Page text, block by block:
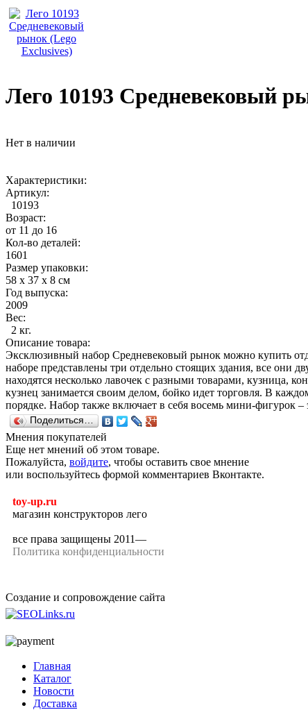
Лего 10193 Средневековый
Нет в наличии
Характеристики:
Артикул:
10193
Возраст:
от 11 до 16
Кол-во деталей:
1601
Размер упаковки:
58 x 37 x 8 см
Год выпуска:
2009
Вес:
2 кг.
Описание товара:
Эксклюзивный набор Средневековый рынок можно купить
наборе представлены три отдельно стоящих здания, все они
находятся несколько лавочек с разными товарами,
кузнец занимается своим делом, бойко идет торговля. В
порядке. Набор также включает в себя восемь мини-фигурок
Поделиться…
Мнения покупателей
Еще нет мнений об этом товаре.
Пожалуйста, войдите, чтобы оставить свое мнение
или воспользуйтесь формой комментариев Вконтакте.
toy-up.ru
магазин конструкторов лего
все права защищены 2011—
Политика конфиденциальности
Создание и сопровождение сайта
Главная
Каталог
Новости
Доставка